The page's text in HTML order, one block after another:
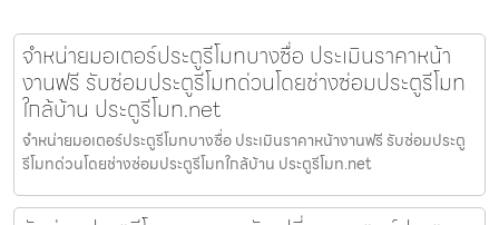
จำหน่ายมอเตอร์ประตูรีโมทบางซื่อ ประเมินราคาหน้า
งานฟรี รับซ่อมประตูรีโมทด่วนโดยช่างซ่อมประตูรีโมท
ใกล้บ้าน ประตูรีโมท.net
จำหน่ายมอเตอร์ประตูรีโมทบางซื่อ ประเมินราคาหน้างานฟรี รับซ่อมประตู
รีโมทด่วนโดยช่างซ่อมประตูรีโมทใกล้บ้าน ประตูรีโมท.net